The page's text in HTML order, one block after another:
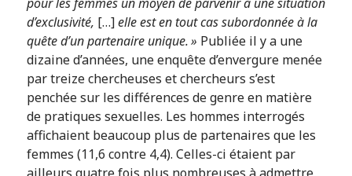
d’exclusivité, […]elle est en tout cas subordonnée à la
quête d’un partenaire unique. » Publiée il y a une
dizaine d’années, une enquête d’envergure menée
par treize chercheuses et chercheurs s’est
penchée sur les différences de genre en matière
de pratiques sexuelles. Les hommes interrogés
affichaient beaucoup plus de partenaires que les
femmes (11,6 contre 4,4). Celles-ci étaient par
ailleurs quatre fois plus nombreuses à admettre